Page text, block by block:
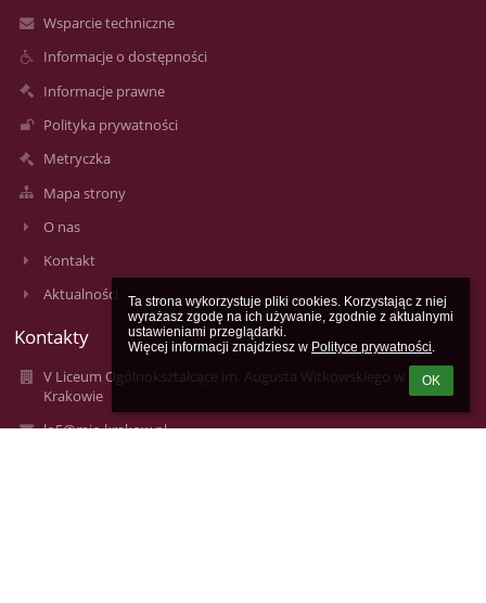
Ta strona wykorzystuje pliki cookies. Korzystając z niej
wyrażasz zgodę na ich używanie, zgodnie z aktualnymi
ustawieniami przeglądarki.
Więcej informacji znajdziesz w Polityce prywatności.
OK
Wsparcie techniczne
Informacje o dostępności
Informacje prawne
Polityka prywatności
Metryczka
Mapa strony
O nas
Kontakt
Aktualności
Kontakty
V Liceum Ogólnokształcące im. Augusta Witkowskiego w
Krakowie
lo5@mjo.krakow.pl